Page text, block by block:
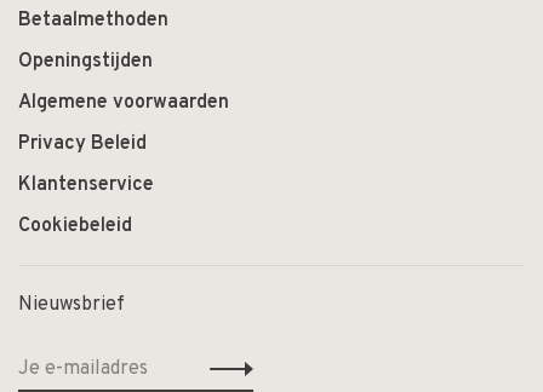
Betaalmethoden
Openingstijden
Algemene voorwaarden
Privacy Beleid
Klantenservice
Cookiebeleid
Nieuwsbrief